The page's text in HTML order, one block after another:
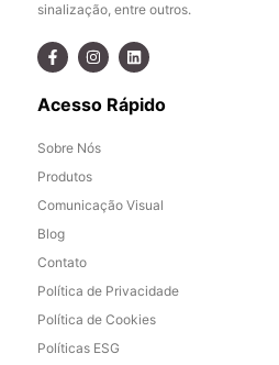
sinalização, entre outros.
Acesso Rápido
Sobre Nós
Produtos
Comunicação Visual
Blog
Contato
Política de Privacidade
Política de Cookies
Políticas ESG